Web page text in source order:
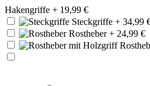
Hakengriffe + 19,99 €
Steckgriffe + 34,99
Rostheber+ 24,99 €